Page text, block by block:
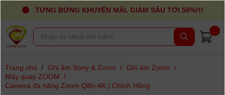
TƯNG BỪNG KHUYẾN MÃI, GIẢM SÂU TỚI 50%!!!
Trang chủ / Ghi âm Sony & Zoom / Ghi âm Zoom /
Máy quay ZOOM /
Camera đa năng Zoom Q8n-4K | Chính Hãng